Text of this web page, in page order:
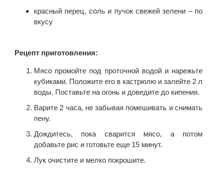
красный перец, соль и пучок свежей зелени – по
вкусу
Рецепт приготовления:
Мясо промойте под проточной водой и нарежьте
кубиками. Положите его в кастрюлю и залейте 2 л
воды. Поставьте на огонь и доведите до кипения.
Варите 2 часа, не забывая помешивать и снимать
пену.
Дождитесь, пока сварится мясо, а потом
добавьте рис и готовьте еще 15 минут.
Лук очистите и мелко покрошите.